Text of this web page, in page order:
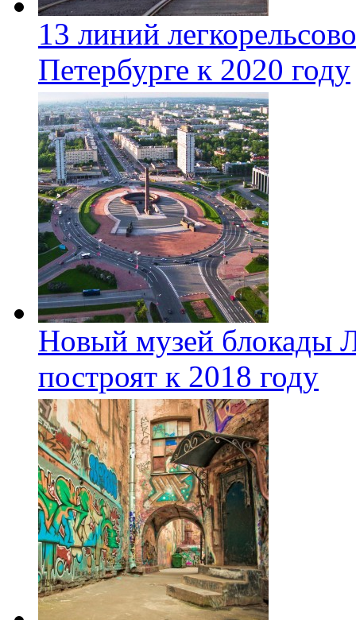
13 линий
Петербурге к 2020 году
Новый музей блокады
построят к 2018 году